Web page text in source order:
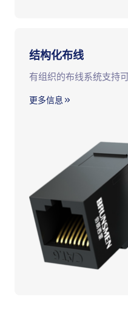
结构化布线
有组织的布线系统支持
更多信息